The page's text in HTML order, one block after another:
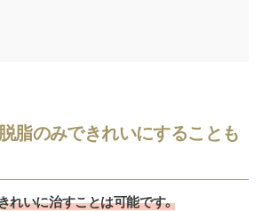
脱脂のみできれいにすることも
れいに治すことは可能です。